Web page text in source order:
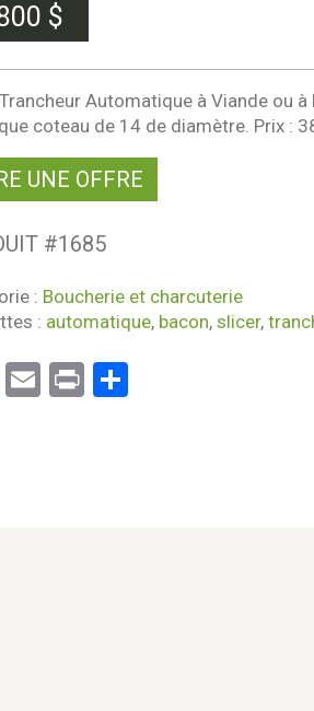
$
Automatique à Viande ou à
coteau de 14 de diamètre. Prix :
UNE OFFRE
#1685
: Boucherie et charcuterie
: automatique, bacon, slicer,
Email
PrintPartager